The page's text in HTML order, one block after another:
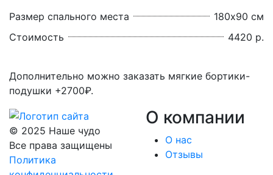
Размер спального места
180х90 см
Стоимость
4420 р.
Дополнительно можно заказать мягкие бортики-
подушки +2700₽.
© 2025 Наше чудо
Все права защищены
Политика
О компании
О нас
Отзывы